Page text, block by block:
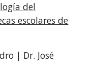
del
escolares de
| Dr. José